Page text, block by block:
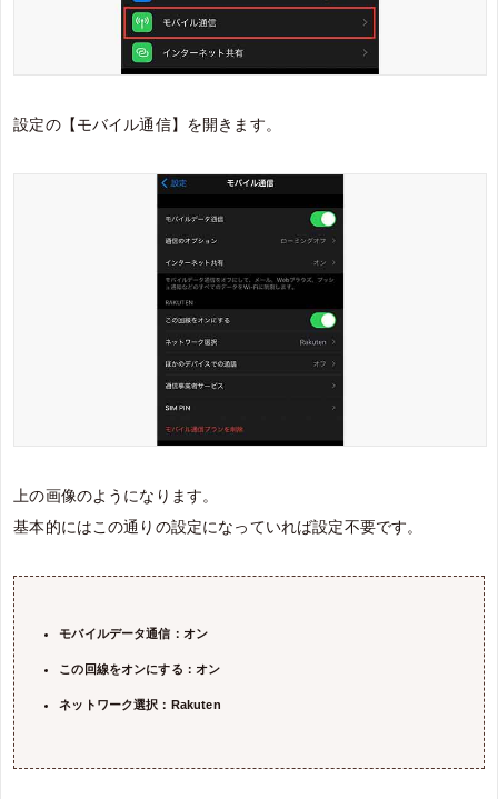
設定の【モバイル通信】を開きます。
上の画像のようになります。
基本的にはこの通りの設定になっていれば設定不要です。
モバイルデータ通信：オン
この回線をオンにする：オン
ネットワーク選択：Rakuten